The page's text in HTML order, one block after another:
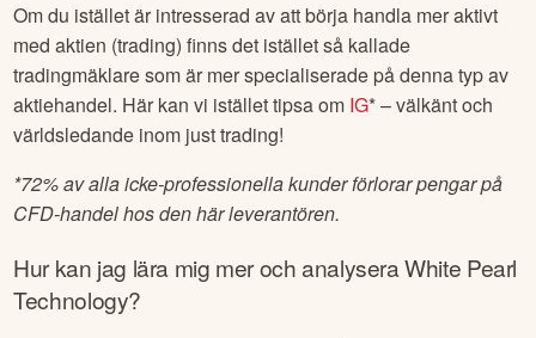
Om du istället är intresserad av att börja handla mer aktivt
med aktien (trading) finns det istället så kallade
tradingmäklare som är mer specialiserade på denna typ av
aktiehandel. Här kan vi istället tipsa om IG* – välkänt och
världsledande inom just trading!
*72% av alla icke-professionella kunder förlorar pengar på
CFD-handel hos den här leverantören.
Hur kan jag lära mig mer och analyseraWhite Pearl
Technology?